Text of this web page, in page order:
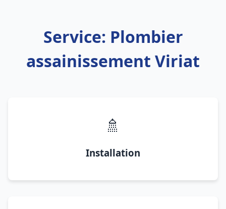
Service: Plombier
assainissement Viriat
🚿
Installation